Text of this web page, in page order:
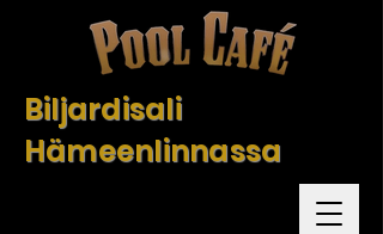
Biljardisali
Hämeenlinnassa